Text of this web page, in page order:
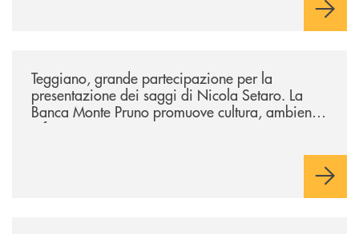
Teggiano, grande partecipazione per la
presentazione dei saggi di Nicola Setaro. La
Banca Monte Pruno promuove cultura, ambiente
e futuro